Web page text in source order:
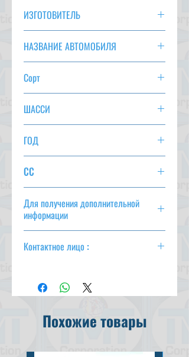
ТРАНСМИССИЯ
ЦВЕТ СЕРЕБРЯНЫЙ (K23)
12 518 км
ВАРИАНТAC, PS, PW, AT,
ИЗГОТОВИТЕЛЬ
НАЗВАНИЕ АВТОМОБИЛЯ
Сорт
ШАССИ
ГОД
CC
Для получения дополнительной
информации
Контактное лицо :
Махмуд Хасан
(+ 81-90-5684-1624)
Похожие товары